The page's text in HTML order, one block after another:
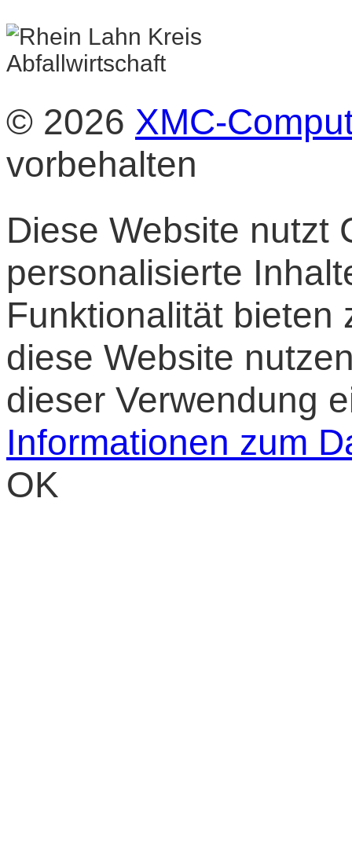
© 2026 XMC-
vorbehalten
Diese Website nutzt
personalisierte
Funktionalität bieten
diese Website
dieser Verwendung
Informationen zum
OK